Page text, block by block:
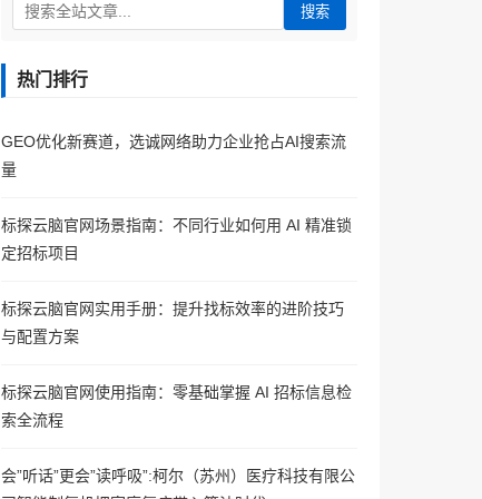
搜索
热门排行
GEO优化新赛道，选诚网络助力企业抢占AI搜索流
量
标探云脑官网场景指南：不同行业如何用 AI 精准锁
定招标项目
标探云脑官网实用手册：提升找标效率的进阶技巧
与配置方案
标探云脑官网使用指南：零基础掌握 AI 招标信息检
索全流程
会”听话”更会”读呼吸”:柯尔（苏州）医疗科技有限公